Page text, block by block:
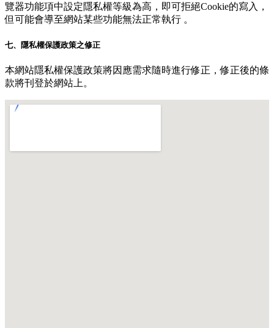
覽器功能項中設定隱私權等級為高，即可拒絕Cookie的寫入，
但可能會導至網站某些功能無法正常執行 。
七、隱私權保護政策之修正
本網站隱私權保護政策將因應需求隨時進行修正，修正後的條
款將刊登於網站上。